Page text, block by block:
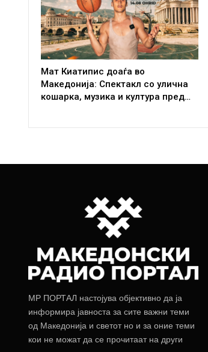
Мат Киатипис доаѓа во
Македонија: Спектакл со улична
кошарка, музика и култура пред…
МР ПОРТАЛ настојува објективно да ја
информира јавноста за сите важни теми
од Македонија и светот но и за оние теми
кои не можат да се прочитаат на други